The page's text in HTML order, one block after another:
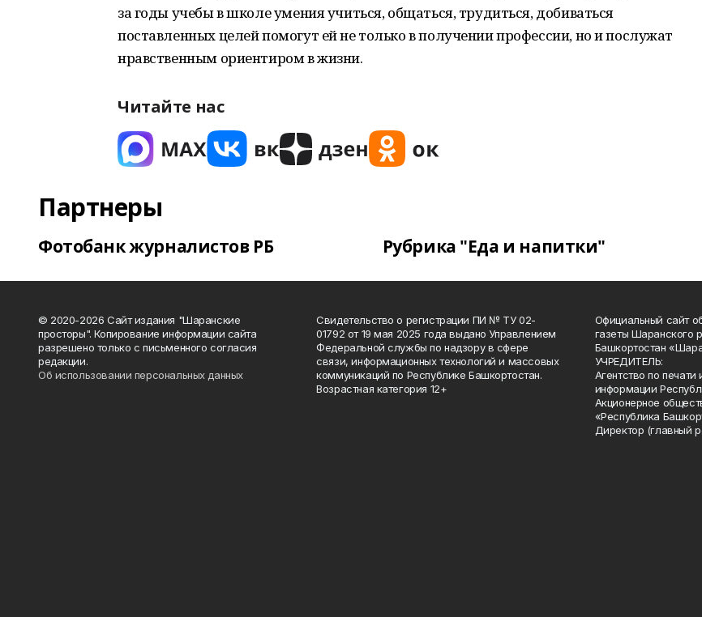
за годы учебы в школе умения учиться, общаться, трудиться, добиваться
поставленных целей помогут ей не только в получении профессии, но и послужат
нравственным ориентиром в жизни.
Читайте нас
Партнеры
Фотобанк журналистов РБ Рубрика "Еда и напитки"
© 2020-2026 Сайт издания "Шаранские
просторы". Копирование информации сайта
разрешено только с письменного согласия
редакции.
Об использовании персональных данных
Свидетельство о регистрации ПИ № ТУ 02-
01792 от 19 мая 2025 года выдано Управлением
Федеральной службы по надзору в сфере
связи, информационных технологий и массовых
коммуникаций по Республике Башкортостан.
Возрастная категория 12+
Официальный сайт
газеты Шаранского
Башкортостан
УЧРЕДИТЕЛЬ:
Агентство по
информации
Акционерное
«Республика
Директор (главный